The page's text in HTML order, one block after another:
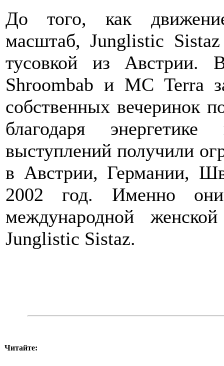
До того, как
масштаб, Junglistic
тусовкой из Австрии.
Shroombab и MC Terra
собственных вечеринок
благодаря
выступлений получили
в Австрии, Германии,
2002 год. Именно они
международной
Junglistic Sistaz.
Читайте: